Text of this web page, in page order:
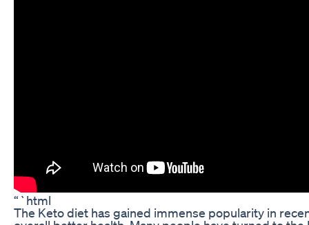
“`html
The Keto diet has gained immense popularity in